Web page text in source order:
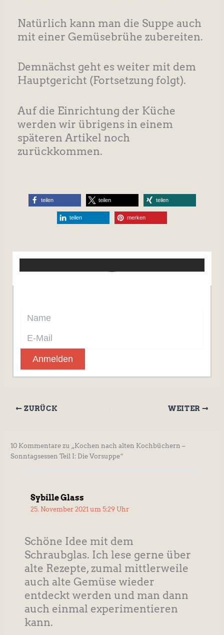
Natürlich kann man die Suppe auch
mit einer Gemüsebrühe zubereiten.
Demnächst geht es weiter mit dem
Hauptgericht (Fortsetzung folgt).
Auf die Einrichtung der Küche
werden wir übrigens in einem
späteren Artikel noch
zurückkommen.
teilen teilen teilen
teilen merken
Anmelden
ZURÜCK WEITER
10 Kommentare zu „Kochen nach alten Kochbüchern –
Sonntagsessen Teil I: Die Vorsuppe“
Sybille Glass
25. November 2021 um 5:29 Uhr
Schöne Idee mit dem
Schraubglas. Ich lese gerne über
alte Rezepte, zumal mittlerweile
auch alte Gemüse wieder
entdeckt werden und man dann
auch einmal experimentieren
kann.